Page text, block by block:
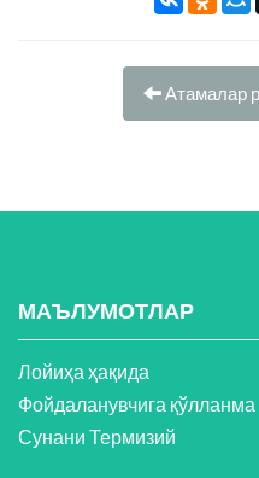
Атамалар
МАЪЛУМОТЛАР
Лойиҳа ҳақида
Фойдаланувчига қўлланма
Сунани Термизий